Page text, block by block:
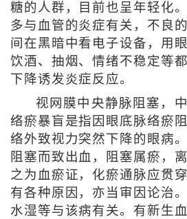
糖的人群，目前也呈年轻化
多与血管的炎症有关，不良
间在黑暗中看电子设备，用
饮酒、抽烟、情绪不稳定等
下降诱发炎症反应。
视网膜中央静脉阻塞，
络瘀暴盲是指因眼底脉络瘀
络外致视力突然下降的眼病
阻塞而致出血，阻塞属瘀，
之为血瘀证，化瘀通脉应贯
有各种原因，亦当审因论治
水湿等与该病有关。有新生